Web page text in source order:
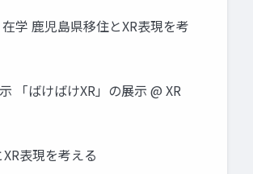
学 鹿児島県移住とXR表現を考
「ばけばけXR」の展示 @ XR
表現を考える